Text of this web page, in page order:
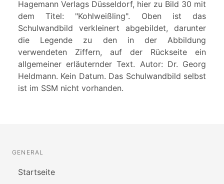
Hagemann Verlags Düsseldorf, hier zu Bild 30 mit
dem Titel: "Kohlweißling". Oben ist das
Schulwandbild verkleinert abgebildet, darunter
die Legende zu den in der Abbildung
verwendeten Ziffern, auf der Rückseite ein
allgemeiner erläuternder Text. Autor: Dr. Georg
Heldmann. Kein Datum. Das Schulwandbild selbst
ist im SSM nicht vorhanden.
GENERAL
Startseite